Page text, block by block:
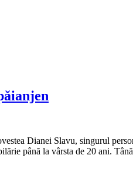
Dianei Slavu, singurul
până la vârsta de 20 ani.